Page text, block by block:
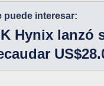
puede interesar:
Hynix lanzó